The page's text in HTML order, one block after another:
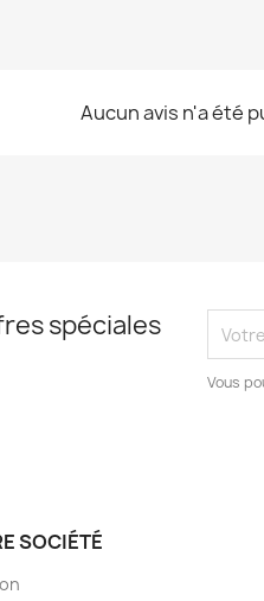
Aucun avis n'a été
spéciales
Vous
SOCIÉTÉ